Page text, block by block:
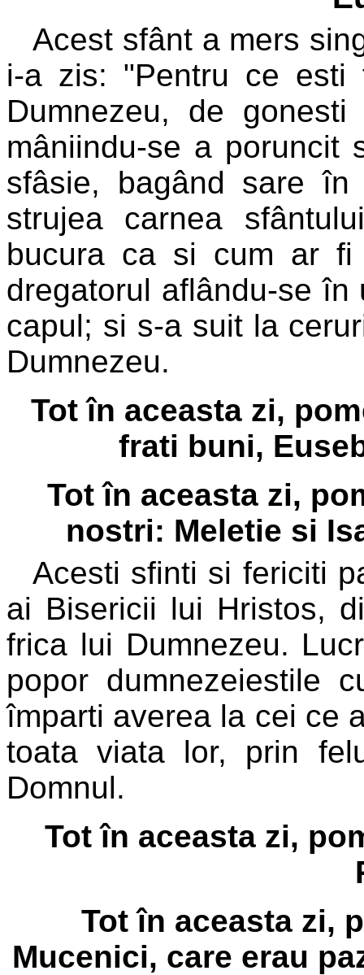
Acest sfânt a mers
i-a zis: "Pentru ce esti
Dumnezeu, de
mâniindu-se a poruncit
sfâsie, bagând sare
strujea carnea
bucura ca si cum ar fi
dregatorul aflându-se
capul; si s-a suit la
Dumnezeu.
Tot în aceasta zi,
frati buni,
Tot în aceasta zi,
nostri: Meletie si
Acesti sfinti si fericiti
ai Bisericii lui Hristos,
frica lui Dumnezeu.
popor dumnezeiestile
împarti averea la cei ce
toata viata lor, prin
Domnul.
Tot în aceasta zi,
Tot în aceasta zi,
Mucenici, care erau